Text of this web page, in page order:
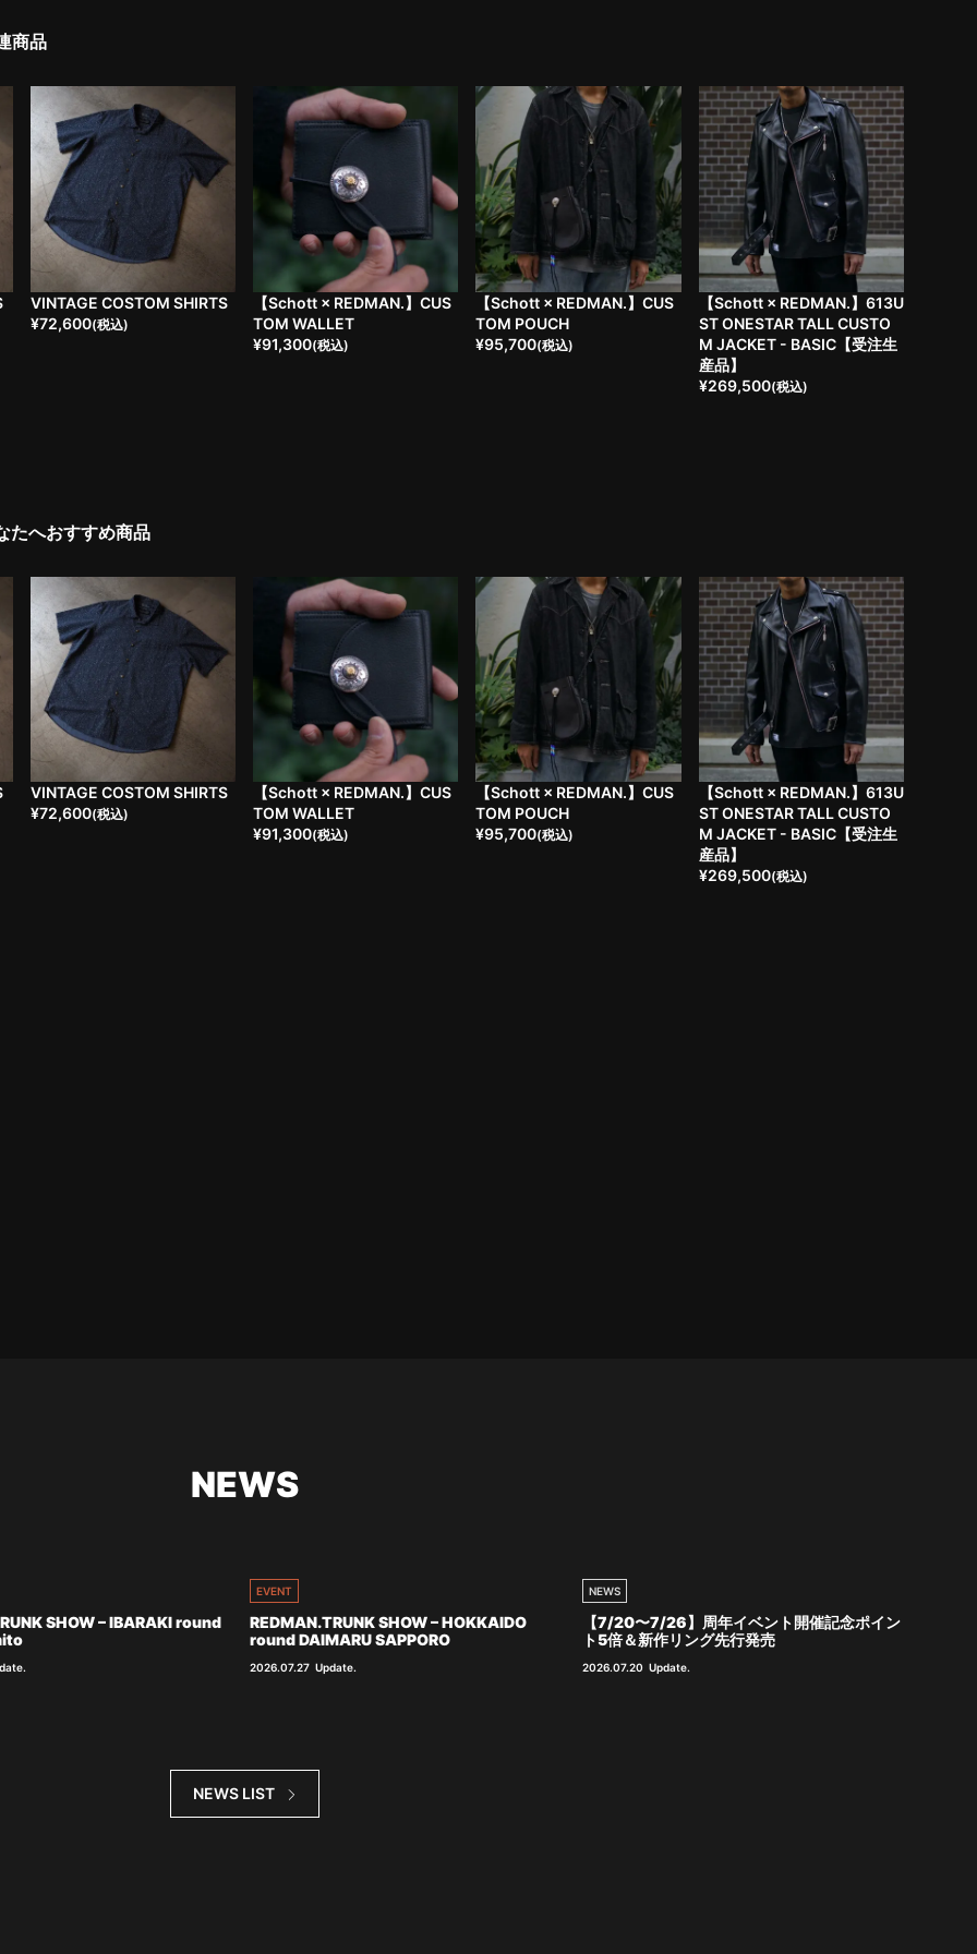
商品
VINTAGE COSTOM SHIRTS
¥72,600(税込)
【Schott × REDMAN.】CUS
TOM WALLET
¥91,300(税込)
【Schott × REDMAN.】CUS
TOM POUCH
¥95,700(税込)
【Schott × REDMAN.】613U
ST ONESTAR TALL CUSTO
M JACKET - BASIC【受注生
産品】
¥269,500(税込)
たへおすすめ商品
VINTAGE COSTOM SHIRTS
¥72,600(税込)
【Schott × REDMAN.】CUS
TOM WALLET
¥91,300(税込)
【Schott × REDMAN.】CUS
TOM POUCH
¥95,700(税込)
【Schott × REDMAN.】613U
ST ONESTAR TALL CUSTO
M JACKET - BASIC【受注生
産品】
¥269,500(税込)
NEWS
SHOW – IBARAKI round
EVENT
REDMAN.TRUNK SHOW – HOKKAIDO
round DAIMARU SAPPORO
2026.07.27 Update.
NEWS
【7/20〜7/26】周年イベント開催記念ポイン
ト5倍＆新作リング先行発売
2026.07.20 Update.
NEWS LIST